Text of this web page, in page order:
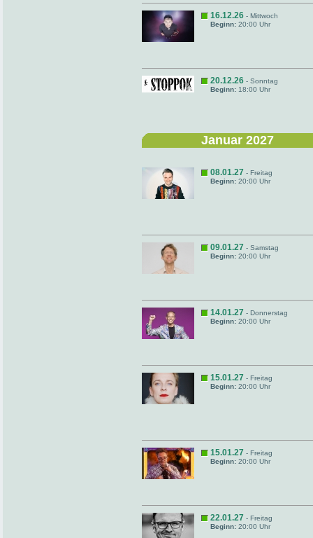
16.12.26 - Mittwoch
Beginn: 20:00 Uhr
20.12.26 - Sonntag
Beginn: 18:00 Uhr
Januar 2027
08.01.27 - Freitag
Beginn: 20:00 Uhr
09.01.27 - Samstag
Beginn: 20:00 Uhr
14.01.27 - Donnerstag
Beginn: 20:00 Uhr
15.01.27 - Freitag
Beginn: 20:00 Uhr
15.01.27 - Freitag
Beginn: 20:00 Uhr
22.01.27 - Freitag
Beginn: 20:00 Uhr